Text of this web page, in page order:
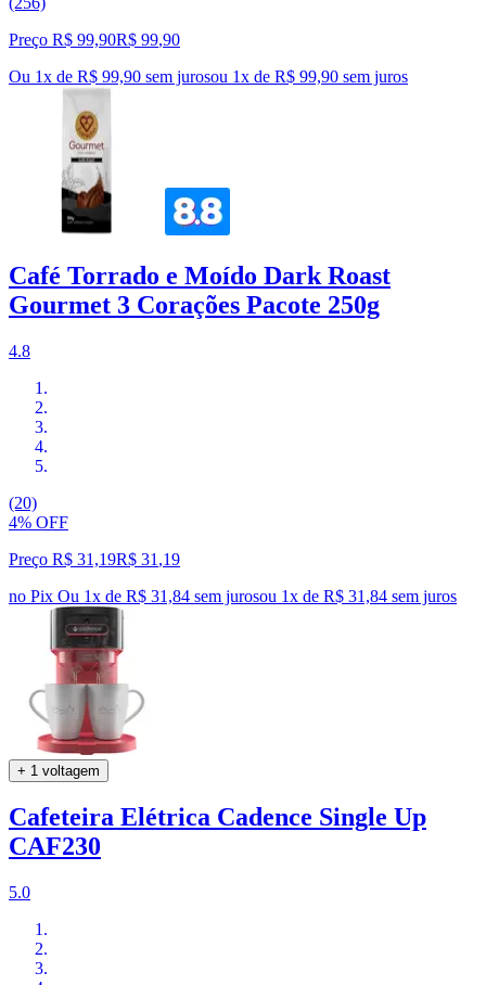
Preço R$ 99,90R$ 99,90
Ou 1x de R$ 99,90 sem jurosou 1x de R$ 99,90 sem juros
Café Torrado e Moído Dark Roast
Gourmet 3 Corações Pacote 250g
4.8
(20)
4% OFF
Preço R$ 31,19R$ 31 ,19
no Pix Ou 1x de R$ 31,84 sem jurosou 1x de R$ 31,84 sem juros
+ 1 voltagem
Cafeteira Elétrica Cadence Single Up
CAF230
5.0